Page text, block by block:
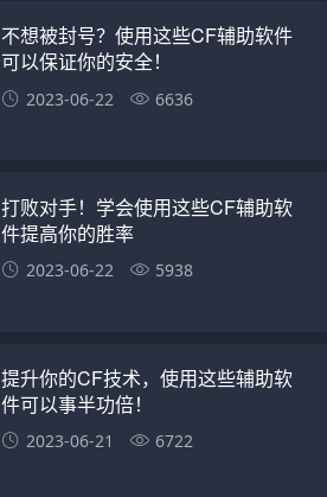
不想被封号？使用这些CF辅助软件
可以保证你的安全！
2023-06-22 6636
打败对手！学会使用这些CF辅助软
件提高你的胜率
2023-06-22 5938
提升你的CF技术，使用这些辅助软
件可以事半功倍！
2023-06-21 6722